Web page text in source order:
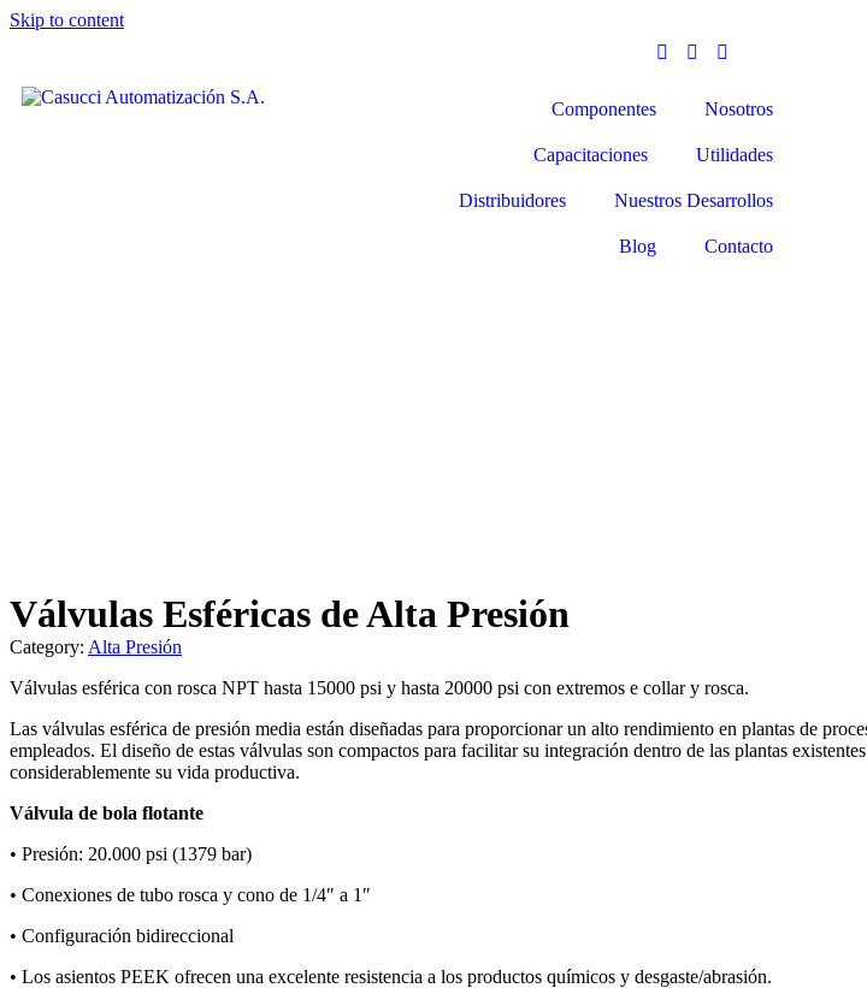
Skip to content
Componentes Nosotros
Capacitaciones Utilidades
Distribuidores Nuestros Desarrollos
Blog Contacto
Válvulas Esféricas de Alta Presión
Category: Alta Presión
Válvulas esférica con rosca NPT hasta 15000 psi y hasta 20000 psi con extremos e collar y rosca.
Las válvulas esférica de presión media están diseñadas para proporcionar un alto rendimiento en plantas de
empleados. El diseño de estas válvulas son compactos para facilitar su integración dentro de las plantas
considerablemente su vida productiva.
Válvula de bola flotante
• Presión: 20.000 psi (1379 bar)
• Conexiones de tubo rosca y cono de 1/4″ a 1″
• Configuración bidireccional
• Los asientos PEEK ofrecen una excelente resistencia a los productos químicos y desgaste/abrasión.